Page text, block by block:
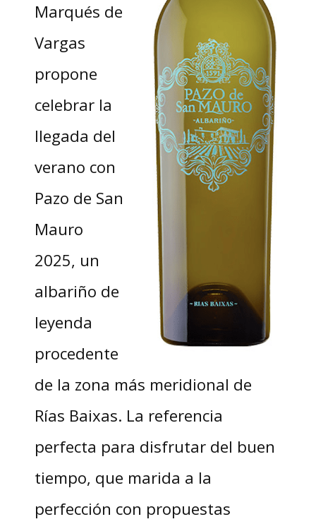
Marqués de
Vargas
propone
celebrar la
llegada del
verano con
Pazo de San
Mauro
2025, un
albariño de
leyenda
procedente
de la zona más meridional de
Rías Baixas. La referencia
perfecta para disfrutar del buen
tiempo, que marida a la
perfección con propuestas